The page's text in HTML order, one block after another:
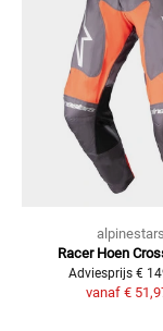
alpinestars
Racer Hoen
Adviesprijs €
vanaf €